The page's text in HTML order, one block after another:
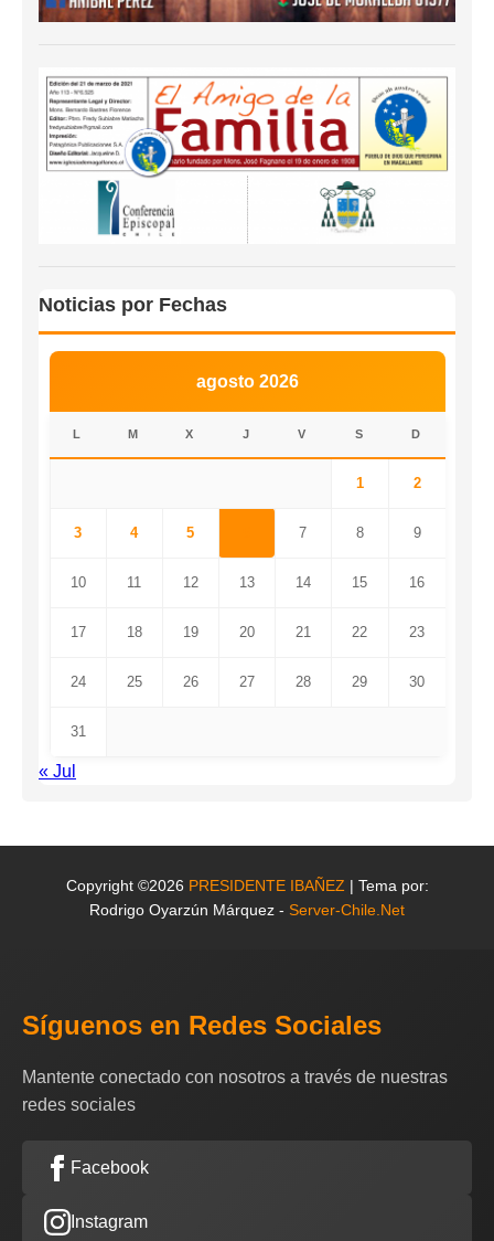
Noticias por Fechas
agosto 2026
L M X J V S D
1 2
3 4 5 7 8 9
10 11 12 13 14 15 16
17 18 19 20 21 22 23
24 25 26 27 28 29 30
31
« Jul
Copyright ©2026 PRESIDENTE IBAÑEZ | Tema por:
Rodrigo Oyarzún Márquez - Server-Chile.Net
Síguenos en Redes Sociales
Mantente conectado con nosotros a través de nuestras
redes sociales
Facebook
Instagram